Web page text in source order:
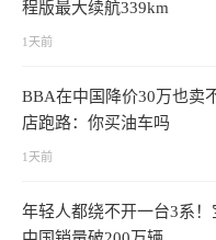
程版最大续航339km
1天前
BBA在中国降价30万也卖
店跑路：你买油车吗
1天前
年轻人都绕不开一台3系！